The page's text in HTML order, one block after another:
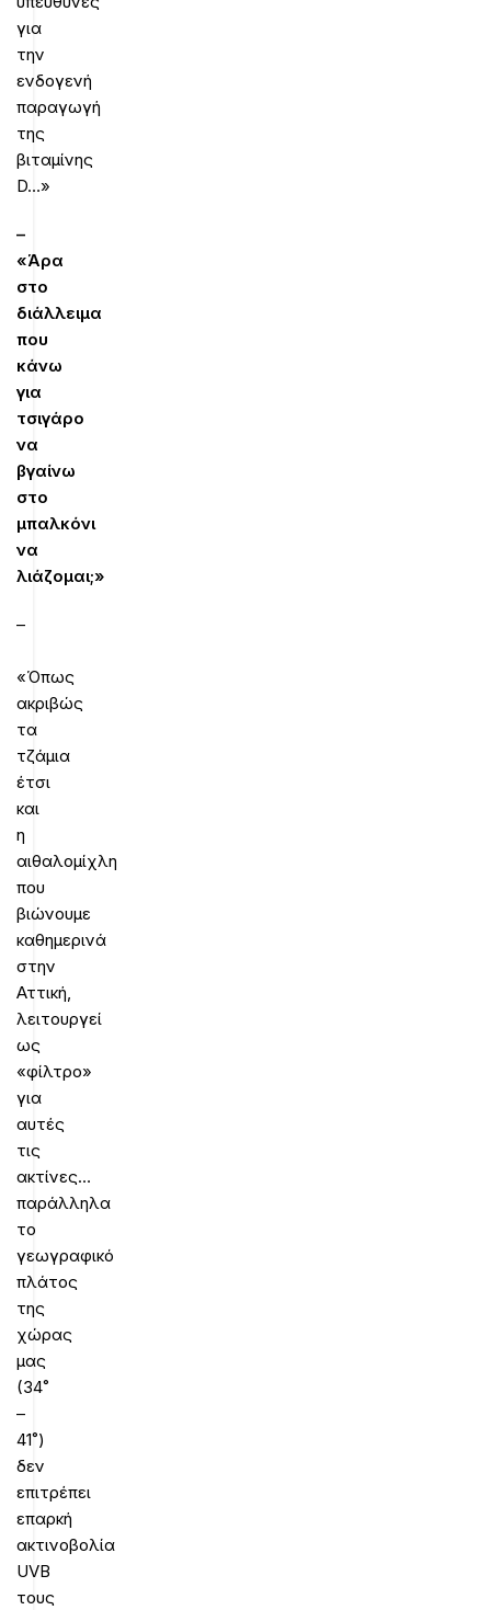
για
την
ενδογενή
παραγωγή
της
βιταμίνης
D…»
–
«Άρα
στο
διάλλειμα
που
κάνω
για
τσιγάρο
να
βγαίνω
στο
μπαλκόνι
να
λιάζομαι;»
–
«Όπως
ακριβώς
τα
τζάμια
έτσι
και
η
αιθαλομίχλη
που
βιώνουμε
καθημερινά
στην
Αττική,
λειτουργεί
ως
«φίλτρο»
για
αυτές
τις
ακτίνες…
παράλληλα
το
γεωγραφικό
πλάτος
της
χώρας
μας
(34˚
–
41˚)
δεν
επιτρέπει
επαρκή
ακτινοβολία
UVB
τους